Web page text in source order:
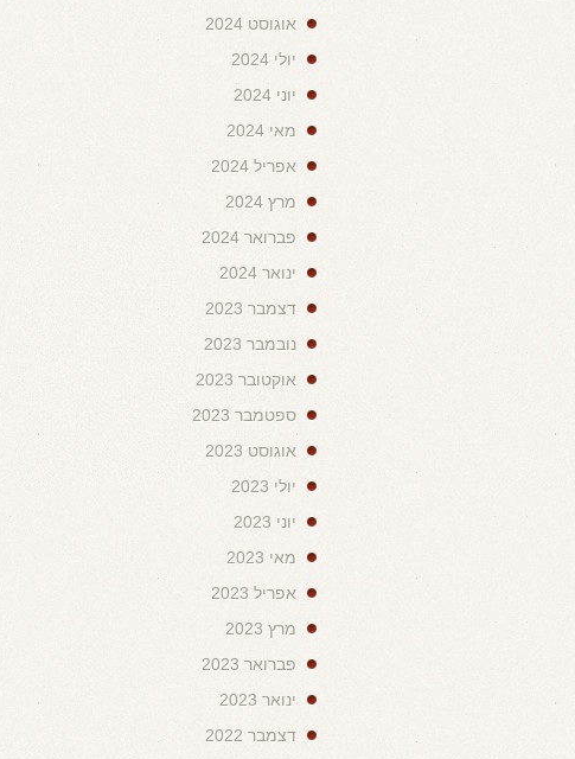
אוגוסט 2024
יולי 2024
יוני 2024
מאי 2024
אפריל 2024
מרץ 2024
פברואר 2024
ינואר 2024
דצמבר 2023
נובמבר 2023
אוקטובר 2023
ספטמבר 2023
אוגוסט 2023
יולי 2023
יוני 2023
מאי 2023
אפריל 2023
מרץ 2023
פברואר 2023
ינואר 2023
דצמבר 2022